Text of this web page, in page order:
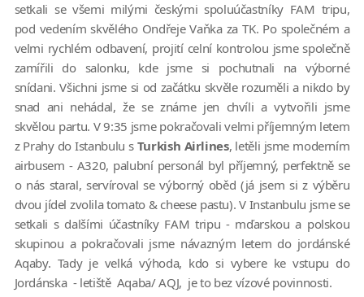
setkali se všemi milými českými spoluúčastníky FAM tripu,
pod vedením skvělého Ondřeje Vaňka za TK. Po společném a
velmi rychlém odbavení, projití celní kontrolou jsme společně
zamířili do salonku, kde jsme si pochutnali na výborné
snídani. Všichni jsme si od začátku skvěle rozuměli a nikdo by
snad ani nehádal, že se známe jen chvíli a vytvořili jsme
skvělou partu. V 9:35 jsme pokračovali velmi příjemným letem
z Prahy do Istanbulu s Turkish Airlines, letěli jsme moderním
airbusem - A320, palubní personál byl příjemný, perfektně se
o nás staral, servíroval se výborný oběd (já jsem si z výběru
dvou jídel zvolila tomato & cheese pastu). V Instanbulu jsme se
setkali s dalšími účastníky FAM tripu - mďarskou a polskou
skupinou a pokračovali jsme návazným letem do jordánské
Aqaby. Tady je velká výhoda, kdo si vybere ke vstupu do
Jordánska - letiště Aqaba/ AQJ, je to bez vízové povinnosti.